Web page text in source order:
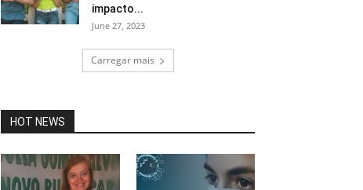
impacto...
June 27, 2023
Carregar mais
HOT NEWS